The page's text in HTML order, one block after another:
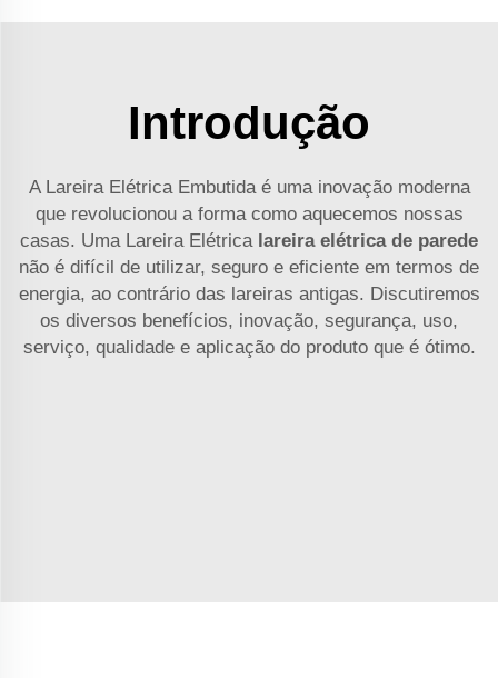
Introdução
A Lareira Elétrica Embutida é uma inovação moderna
que revolucionou a forma como aquecemos nossas
casas. Uma Lareira Elétrica lareira elétrica de parede
não é difícil de utilizar, seguro e eficiente em termos de
energia, ao contrário das lareiras antigas. Discutiremos
os diversos benefícios, inovação, segurança, uso,
serviço, qualidade e aplicação do produto que é ótimo.